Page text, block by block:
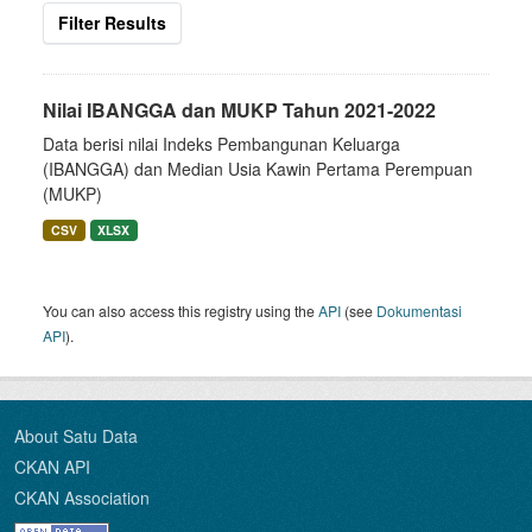
Filter Results
Nilai IBANGGA dan MUKP Tahun 2021-2022
Data berisi nilai Indeks Pembangunan Keluarga
(IBANGGA) dan Median Usia Kawin Pertama Perempuan
(MUKP)
CSV XLSX
You can also access this registry using theAPI (see Dokumentasi
API).
About Satu Data
CKAN API
CKAN Association